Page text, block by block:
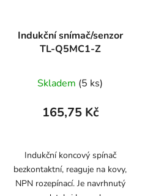
Indukční snímač/senzor
TL-Q5MC1-Z
Skladem (5 ks)
165,75 Kč
Indukční koncový spínač
bezkontaktní, reaguje na kovy,
NPN rozepínací. Je navrhnutý